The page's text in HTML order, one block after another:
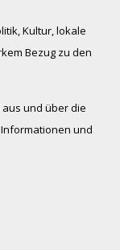
Kultur, lokale
Bezug zu den
und über die
und